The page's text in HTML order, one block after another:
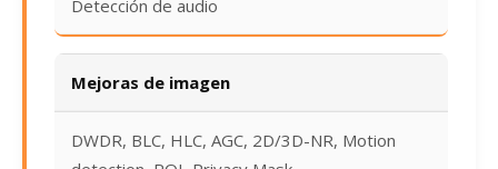
Detección de audio
Mejoras de imagen
DWDR, BLC, HLC, AGC, 2D/3D-NR, Motion